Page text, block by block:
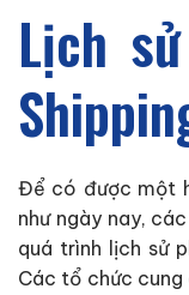
Lịch
Để có được một
như ngày nay,
quá trình lịch sử
Các tổ chức cung